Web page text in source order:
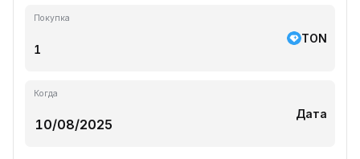
Покупка
TON
Когда
Дата